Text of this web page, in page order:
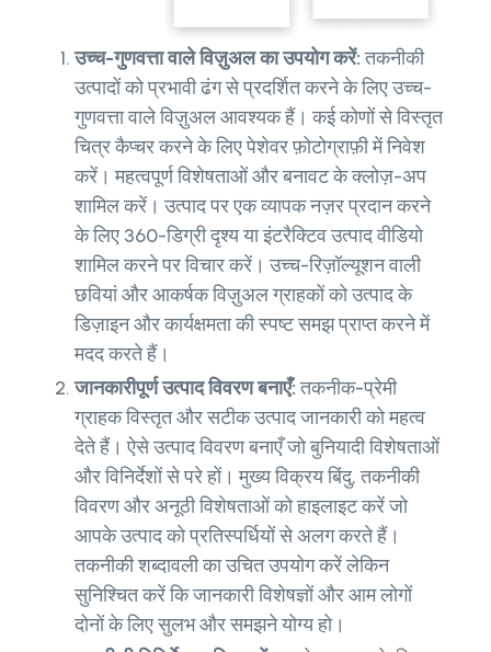
उच्च-गुणवत्ता वाले विज़ुअल का उपयोग करें:तकनीकी
उत्पादों को प्रभावी ढंग से प्रदर्शित करने के लिए उच्च-
गुणवत्ता वाले विज़ुअल आवश्यक हैं। कई कोणों से विस्तृत
चित्र कैप्चर करने के लिए पेशेवर फ़ोटोग्राफ़ी में निवेश
करें। महत्वपूर्ण विशेषताओं और बनावट के क्लोज़-अप
शामिल करें। उत्पाद पर एक व्यापक नज़र प्रदान करने
के लिए 360-डिग्री दृश्य या इंटरैक्टिव उत्पाद वीडियो
शामिल करने पर विचार करें। उच्च-रिज़ॉल्यूशन वाली
छवियां और आकर्षक विज़ुअल ग्राहकों को उत्पाद के
डिज़ाइन और कार्यक्षमता की स्पष्ट समझ प्राप्त करने में
मदद करते हैं।
जानकारीपूर्ण उत्पाद विवरण बनाएँ:तकनीक-प्रेमी
ग्राहक विस्तृत और सटीक उत्पाद जानकारी को महत्व
देते हैं। ऐसे उत्पाद विवरण बनाएँ जो बुनियादी विशेषताओं
और विनिर्देशों से परे हों। मुख्य विक्रय बिंदु, तकनीकी
विवरण और अनूठी विशेषताओं को हाइलाइट करें जो
आपके उत्पाद को प्रतिस्पर्धियों से अलग करते हैं।
तकनीकी शब्दावली का उचित उपयोग करें लेकिन
सुनिश्चित करें कि जानकारी विशेषज्ञों और आम लोगों
दोनों के लिए सुलभ और समझने योग्य हो।